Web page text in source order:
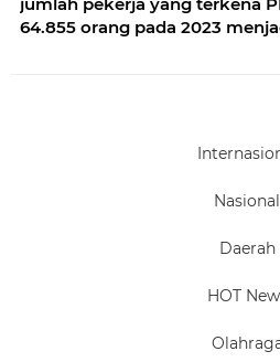
64.855 orang pada 2023
Nasional
Daerah
HOT